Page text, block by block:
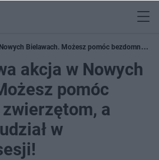
Bielawach. Możesz pomóc bezdomnym
w wyjątkowej sesji!
akcja w Nowych
pomóc
a
w